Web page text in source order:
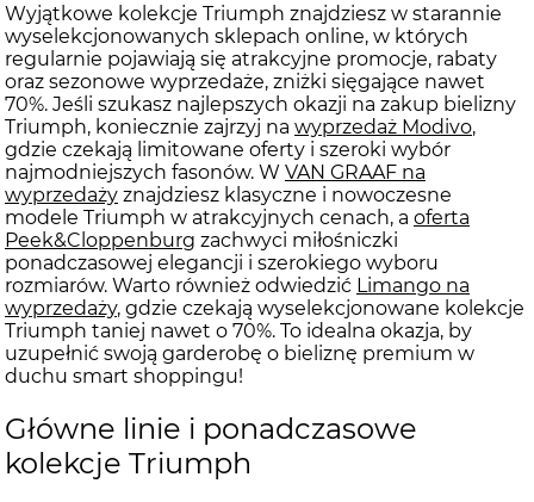
Wyjątkowe kolekcje Triumph znajdziesz w starannie
wyselekcjonowanych sklepach online, w których
regularnie pojawiają się atrakcyjne promocje, rabaty
oraz sezonowe wyprzedaże, zniżki sięgające nawet
70%. Jeśli szukasz najlepszych okazji na zakup bielizny
Triumph, koniecznie zajrzyj na wyprzedaż Modivo,
gdzie czekają limitowane oferty i szeroki wybór
najmodniejszych fasonów. W VAN GRAAF na
wyprzedaży znajdziesz klasyczne i nowoczesne
modele Triumph w atrakcyjnych cenach, a oferta
Peek&Cloppenburg zachwyci miłośniczki
ponadczasowej elegancji i szerokiego wyboru
rozmiarów. Warto również odwiedzić Limango na
wyprzedaży, gdzie czekają wyselekcjonowane kolekcje
Triumph taniej nawet o 70%. To idealna okazja, by
uzupełnić swoją garderobę o bieliznę premium w
duchu smart shoppingu!
Główne linie i ponadczasowe
kolekcje Triumph